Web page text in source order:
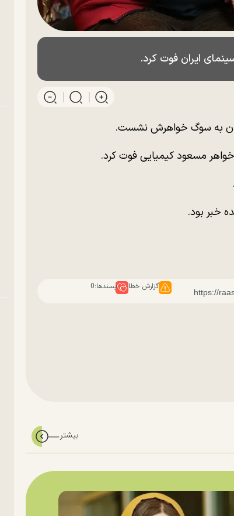
ایران فوت کرد.
به سوگ خواهرش نشست.
خواهر مسعود کیمیایی فوت کرد.
خبر بود.
گزارش خطا پسندها:0